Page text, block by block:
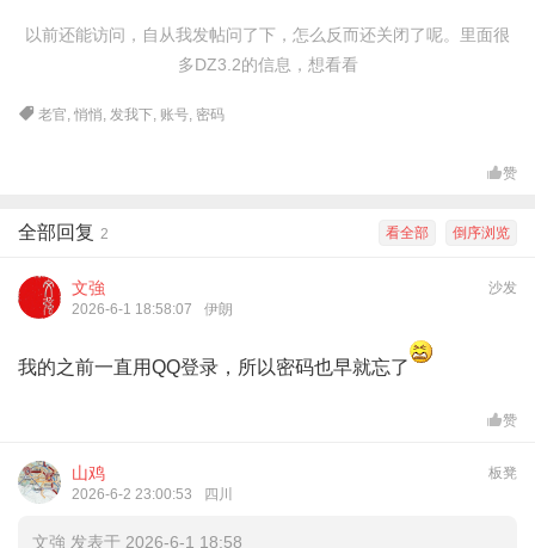
以前还能访问，自从我发帖问了下，怎么反而还关闭了呢。里面很
多DZ3.2的信息，想看看
老官,悄悄,发我下, 账号, 密码
赞
倒序浏览
看全部
全部回复 2
沙发
文強
2026-6-1 18:58:07 伊朗
我的之前一直用QQ登录，所以密码也早就忘了
赞
板凳
山鸡
2026-6-2 23:00:53 四川
文強 发表于 2026-6-1 18:58